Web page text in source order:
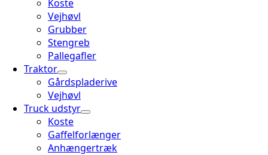
Koste
Vejhøvl
Grubber
Stengreb
Pallegafler
Traktor
Gårdspladerive
Vejhøvl
Truck udstyr
Koste
Gaffelforlænger
Anhængertræk